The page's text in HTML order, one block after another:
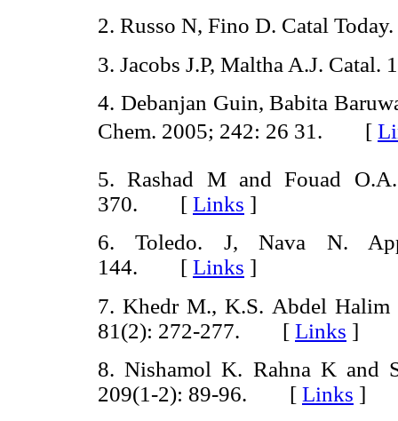
2. Russo N, Fino D. Catal Today.
3. Jacobs J.P, Maltha A.J. Catal.
4. Debanjan Guin, Babita
Chem. 2005; 242: 26 31. [
5. Rashad M andFouad
370. [ Links ]
6. Toledo. J, Nava N.
144. [ Links ]
7. Khedr M., K.S. Abdel
81(2): 272-277. [ Links ]
8. Nishamol K. Rahna K and
209(1-2): 89-96. [ Links ]